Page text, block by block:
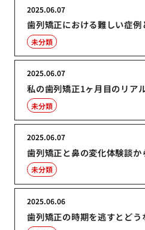
歯列矯正における難しい症例
2025.06.07
未分類
私の歯列矯正1ヶ月目のリア
2025.06.07
未分類
歯列矯正と鼻の変化体験談か
2025.06.07
未分類
歯列矯正の時期を逃すとど
2025.06.06